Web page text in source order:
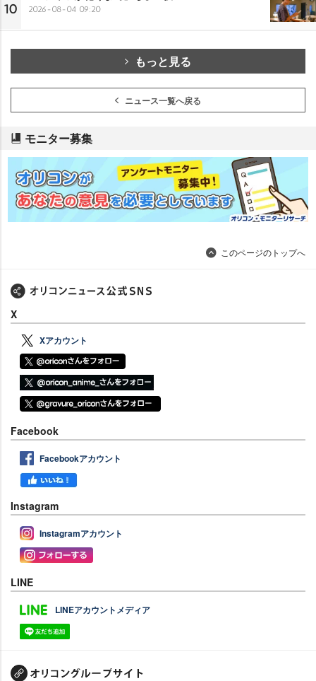
10 2026-08-04 09:20
もっと見る
ニュース一覧へ戻る
モニター募集
このページのトップへ
X
Xアカウント
Facebook
Facebookアカウント
Instagram
Instagramアカウント
LINE
LINEアカウントメディア